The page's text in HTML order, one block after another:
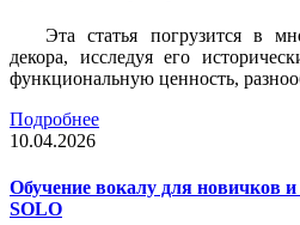
Эта статья погрузится в
декора, исследуя его
функциональную ценность,
Подробнее
10.04.2026
Обучение вокалу для новичков
SOLO